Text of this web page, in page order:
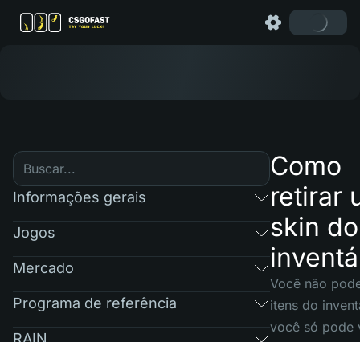
Informações gerais
Jogos
Mercado
Programa de referência
RAIN
Como
retirar
skin do
Você não
itens do
você só pode